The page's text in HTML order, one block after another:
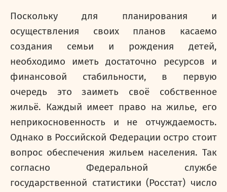
Поскольку для планирования и
осуществления своих планов касаемо
создания семьи и рождения детей,
необходимо иметь достаточно ресурсов и
финансовой стабильности, в первую
очередь это заиметь своё собственное
жильё. Каждый имеет право на жилье, его
неприкосновенность и не отчуждаемость.
Однако в Российской Федерации остро стоит
вопрос обеспечения жильем населения. Так
согласно Федеральной службе
государственной статистики (Росстат) число